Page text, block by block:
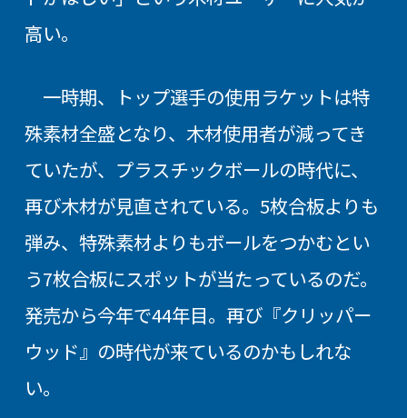
高い。
一時期、トップ選手の使用ラケットは特
殊素材全盛となり、木材使用者が減ってき
ていたが、プラスチックボールの時代に、
再び木材が見直されている。5枚合板よりも
弾み、特殊素材よりもボールをつかむとい
う7枚合板にスポットが当たっているのだ。
発売から今年で44年目。再び『クリッパー
ウッド』の時代が来ているのかもしれな
い。